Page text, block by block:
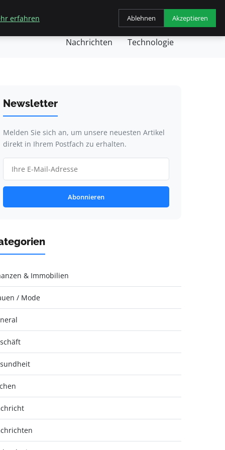
Gesundheit Nachricht
Nachrichten Technologie
Newsletter
Melden Sie sich an, um unsere neuesten Artikel
direkt in Ihrem Postfach zu erhalten.
Abonnieren
& Immobilien
/ Mode
erfahren Ablehnen Akzeptieren